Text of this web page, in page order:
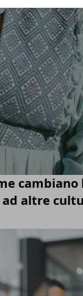
cambiano
altre